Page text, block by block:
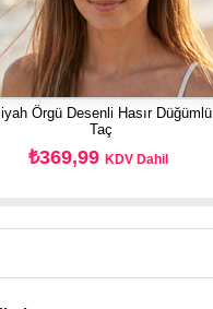
Örgü Desenli Hasır Düğümlü
Taç
₺369,99KDV Dahil